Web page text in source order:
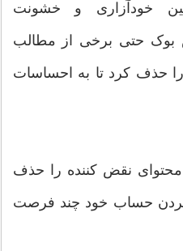
خودآزاری و خشونت
حتی برخی از مطالب
حذف کرد تا به احساسات
نقض کننده را حذف
حساب خود چند فرصت